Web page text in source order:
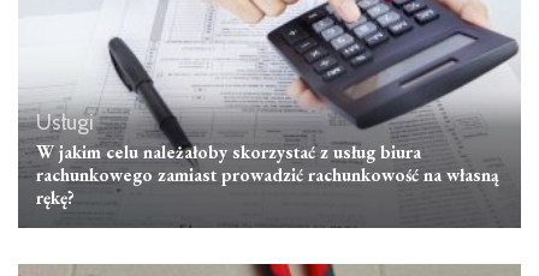
Usługi
W jakim celu należałoby skorzystać z usług biura
rachunkowego zamiast prowadzić rachunkowość na własną
rękę?